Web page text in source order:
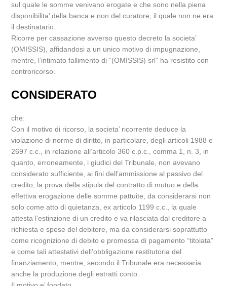
sul quale le somme venivano erogate e che sono nella piena
disponibilita’ della banca e non del curatore, il quale non ne era
il destinatario.
Ricorre per cassazione avverso questo decreto la societa’
(OMISSIS), affidandosi a un unico motivo di impugnazione,
mentre, l’intimato fallimento di “(OMISSIS) srl” ha resistito con
controricorso.
CONSIDERATO
che:
Con il motivo di ricorso, la societa’ ricorrente deduce la
violazione di norme di diritto, in particolare, degli articoli 1988 e
2697 c.c., in relazione all’articolo 360 c.p.c., comma 1, n. 3, in
quanto, erroneamente, i giudici del Tribunale, non avevano
considerato sufficiente, ai fini dell’ammissione al passivo del
credito, la prova della stipula del contratto di mutuo e della
effettiva erogazione delle somme pattuite, da considerarsi non
solo come atto di quietanza, ex articolo 1199 c.c., la quale
attesta l’estinzione di un credito e va rilasciata dal creditore a
richiesta e spese del debitore, ma da considerarsi soprattutto
come ricognizione di debito e promessa di pagamento “titolata”
e come tali attestativi dell’obbligazione restitutoria del
finanziamento, mentre, secondo il Tribunale era necessaria
anche la produzione degli estratti conto.